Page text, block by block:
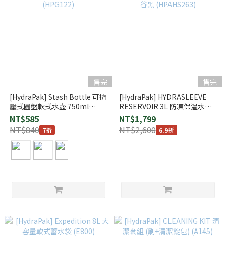
售完
[HydraPak] Stash Bottle 可擠
壓式圓盤軟式水壺 750ml
(HPG122)
NT$585
NT$840 7折
售完
[HydraPak] HYDRASLEEVE
RESERVOIR 3L 防凍保溫水袋 /
峽谷黑 (HPAHS263)
NT$1,799
NT$2,600 6.9折